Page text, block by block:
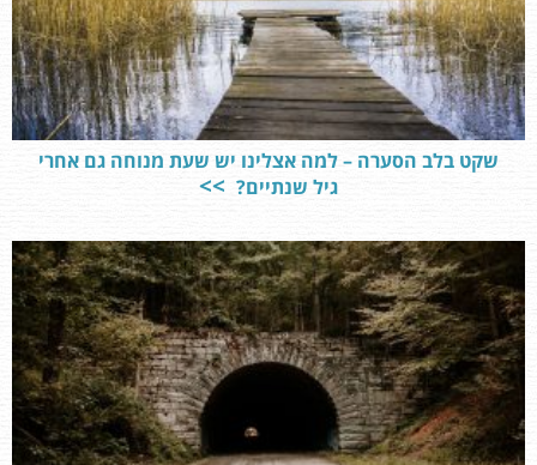
שקט בלב הסערה – למה אצלינו יש שעת מנוחה גם אחרי
גיל שנתיים?